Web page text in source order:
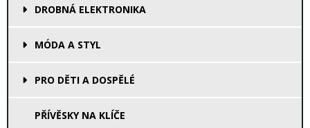
DROBNÁ ELEKTRONIKA
MÓDA A STYL
PRO DĚTI A DOSPĚLÉ
PŘÍVĚSKY NA KLÍČE